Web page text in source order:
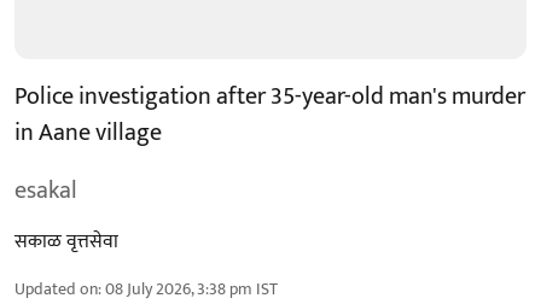
Police investigation after 35-year-old man's murder
in Aane village
esakal
सकाळ वृत्तसेवा
Updated on:08 July 2026, 3:38 pm IST